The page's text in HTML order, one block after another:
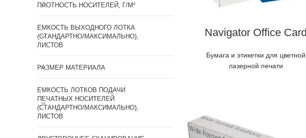
ПЛОТНОСТЬ НОСИТЕЛЕЙ, Г/М²
ЕМКОСТЬ ВЫХОДНОГО ЛОТКА
(СТАНДАРТНО/МАКСИМАЛЬНО),
ЛИСТОВ
РАЗМЕР МАТЕРИАЛА
ЕМКОСТЬ ЛОТКОВ ПОДАЧИ
ПЕЧАТНЫХ НОСИТЕЛЕЙ
(СТАНДАРТНО/МАКСИМАЛЬНО),
ЛИСТОВ
Navigator Office Card
Бумага и этикетки для цветной
лазерной печати